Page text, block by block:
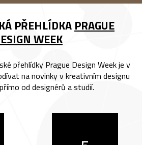
PŘEHLÍDKA PRAGUE
WEEK
přehlídky Prague Design Week je v
na novinky v kreativním designu
od designérů a studií.